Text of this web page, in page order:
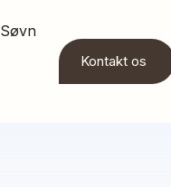
Søvn
Kontakt os